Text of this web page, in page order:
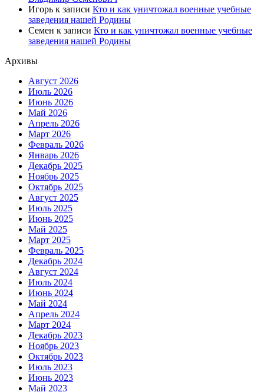
Игорь к записи Кто и как уничтожал военные учебные
заведения нашей Родины
Семен к записи Кто и как уничтожал военные учебные
заведения нашей Родины
Архивы
Август 2026
Июль 2026
Июнь 2026
Май 2026
Апрель 2026
Март 2026
Февраль 2026
Январь 2026
Декабрь 2025
Ноябрь 2025
Октябрь 2025
Август 2025
Июль 2025
Июнь 2025
Май 2025
Март 2025
Февраль 2025
Декабрь 2024
Август 2024
Июль 2024
Июнь 2024
Май 2024
Апрель 2024
Март 2024
Декабрь 2023
Ноябрь 2023
Октябрь 2023
Июль 2023
Июнь 2023
Май 2023